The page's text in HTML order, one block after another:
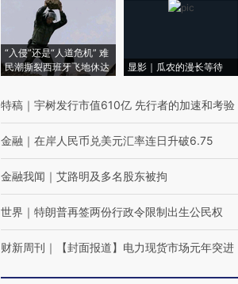
“入侵”还是“人道危机” 难
民潮撕裂西班牙飞地休达
显影｜瓜农的漫长等待
特稿 ｜ 宇树发行市值610亿 先行者的加速和考验
金融 ｜ 在岸人民币兑美元汇率连日升破6.75
金融我闻 ｜ 艾路明及多名股东被拘
世界 ｜ 特朗普再签两份行政令限制出生公民权
财新周刊 ｜ 【封面报道】电力现货市场元年突进